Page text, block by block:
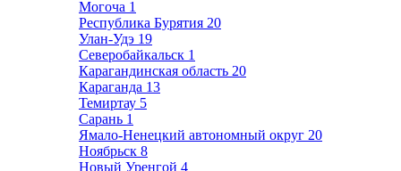
Могоча 1
Республика Бурятия 20
Улан-Удэ 19
Северобайкальск 1
Карагандинская область 20
Караганда 13
Темиртау 5
Сарань 1
Ямало-Ненецкий автономный округ 20
Ноябрьск 8
Новый Уренгой 4